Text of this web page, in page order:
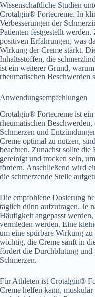
Wissenschaftliche Studien
Crotalgin® Fortecreme. In
Verbesserungen der
Patienten festgestellt
positiven Erfahrungen, was
Wirkung der Creme stärkt.
Inhaltsstoffen, die
ist ein weiterer Grund,
rheumatischen Beschwerden
Anwendungsempfehlungen
Crotalgin® Fortecreme ist
rheumatischen
Schmerzen und
Creme optimal zu nutzen,
beachten. Zunächst sollte
gereinigt und trocken sein,
fördern. Anschließend wird
die schmerzende Stelle
Die empfohlene Dosierung
täglich dünn aufzutragen. Je
Häufigkeit angepasst
vermieden werden. Eine
um eine spürbare Wirkung
wichtig, die Creme sanft in
fördert die Durchblutung und
Schmerzen.
Für Athleten ist Crotalgin®
Creme helfen kann,